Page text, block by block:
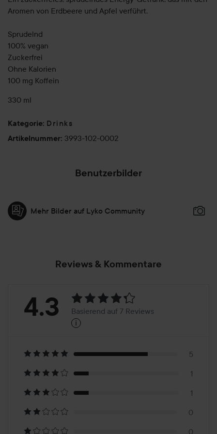
Aromen von Erdbeere und Apfel verführt.
Sprudelnd
100% vegan
Zuckerfrei
Ohne Kalorien
100 mg Koffein
330 ml
Kategorie: Drinks
Artikelnummer: 3993-102-0002
Benutzerbilder
Mehr Bilder auf Lyko Community
Reviews & Kommentare
Bewertung:
Basierend
auf
7
Reviews
4.3 Basierend auf 7 Reviews
i
5
1
1
0
0